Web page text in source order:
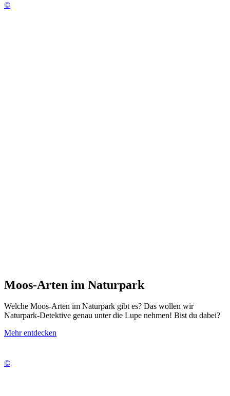
©
Moos-Arten im Naturpark
Welche Moos-Arten im Naturpark gibt es? Das wollen wir
Naturpark-Detektive genau unter die Lupe nehmen! Bist du dabei?
Mehr entdecken
©